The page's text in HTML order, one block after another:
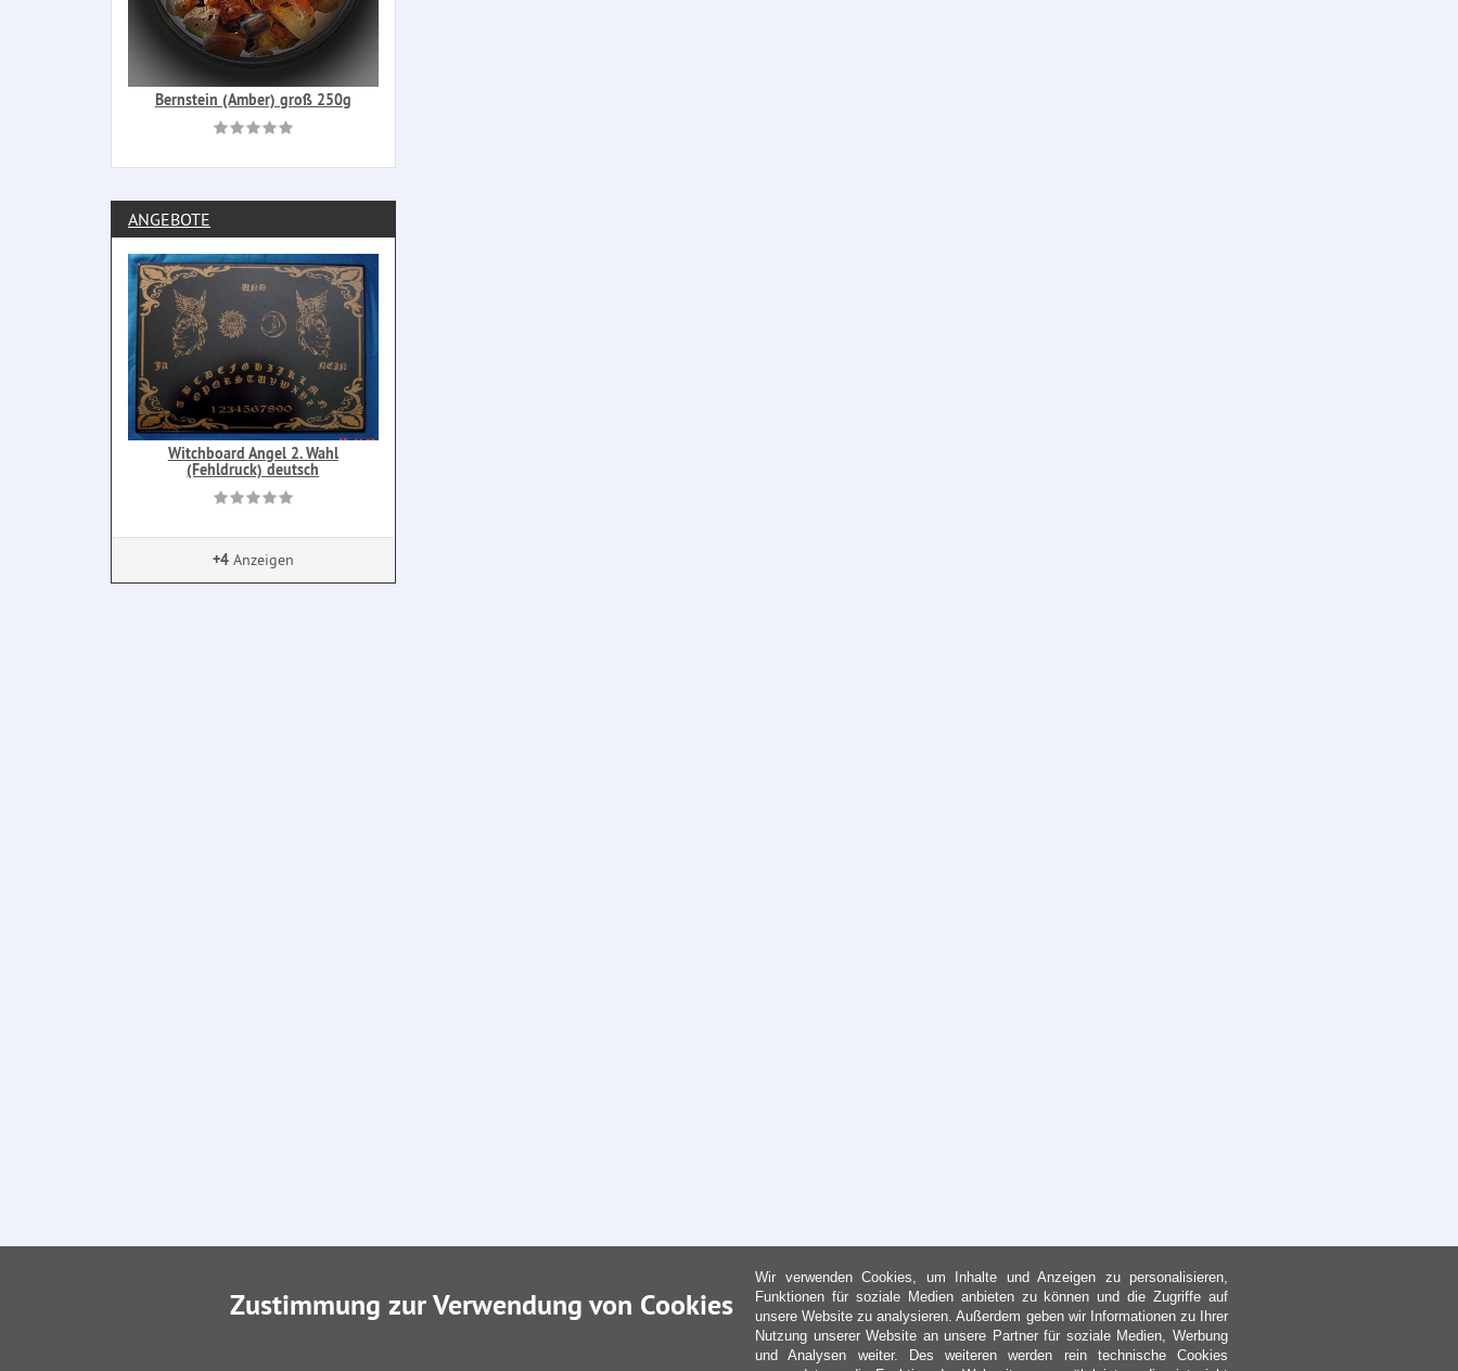
Bernstein (Amber) groß 250g
ANGEBOTE
Witchboard Angel 2. Wahl
(Fehldruck) deutsch
+4Anzeigen
Zustimmung zur Verwendung von Cookies
Wir verwenden Cookies, um Inhalte und Anzeigen zu personalisieren,
Funktionen für soziale Medien anbieten zu können und die Zugriffe auf
unsere Website zu analysieren. Außerdem geben wir Informationen zu Ihrer
Nutzung unserer Website an unsere Partner für soziale Medien, Werbung
und Analysen weiter. Des weiteren werden rein technische Cookies